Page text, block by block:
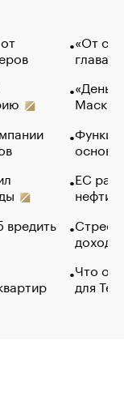
вредить
«От
глава
Маск в
основ
ЕС
нефти
Что
для